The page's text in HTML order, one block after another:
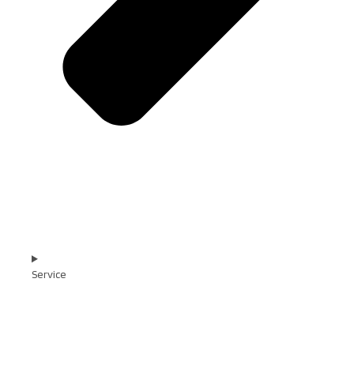
Service